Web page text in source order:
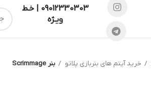
09012330303 | خـط
ویـژه
خرید آیتم های بنربازی پلاتو بنر Scrimmage